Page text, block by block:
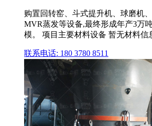
购置回转窑、斗式提升机、球磨机
MVR蒸发等设备,最终形成年产3万
模。 项目主要材料设备 暂无材料信
联系电话: 180 3780 8511